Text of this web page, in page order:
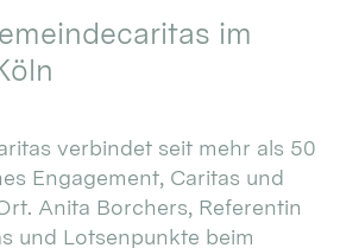
im
verbindet seit mehr als 50
Engagement, Caritas und
Anita Borchers, Referentin
und Lotsenpunkte beim